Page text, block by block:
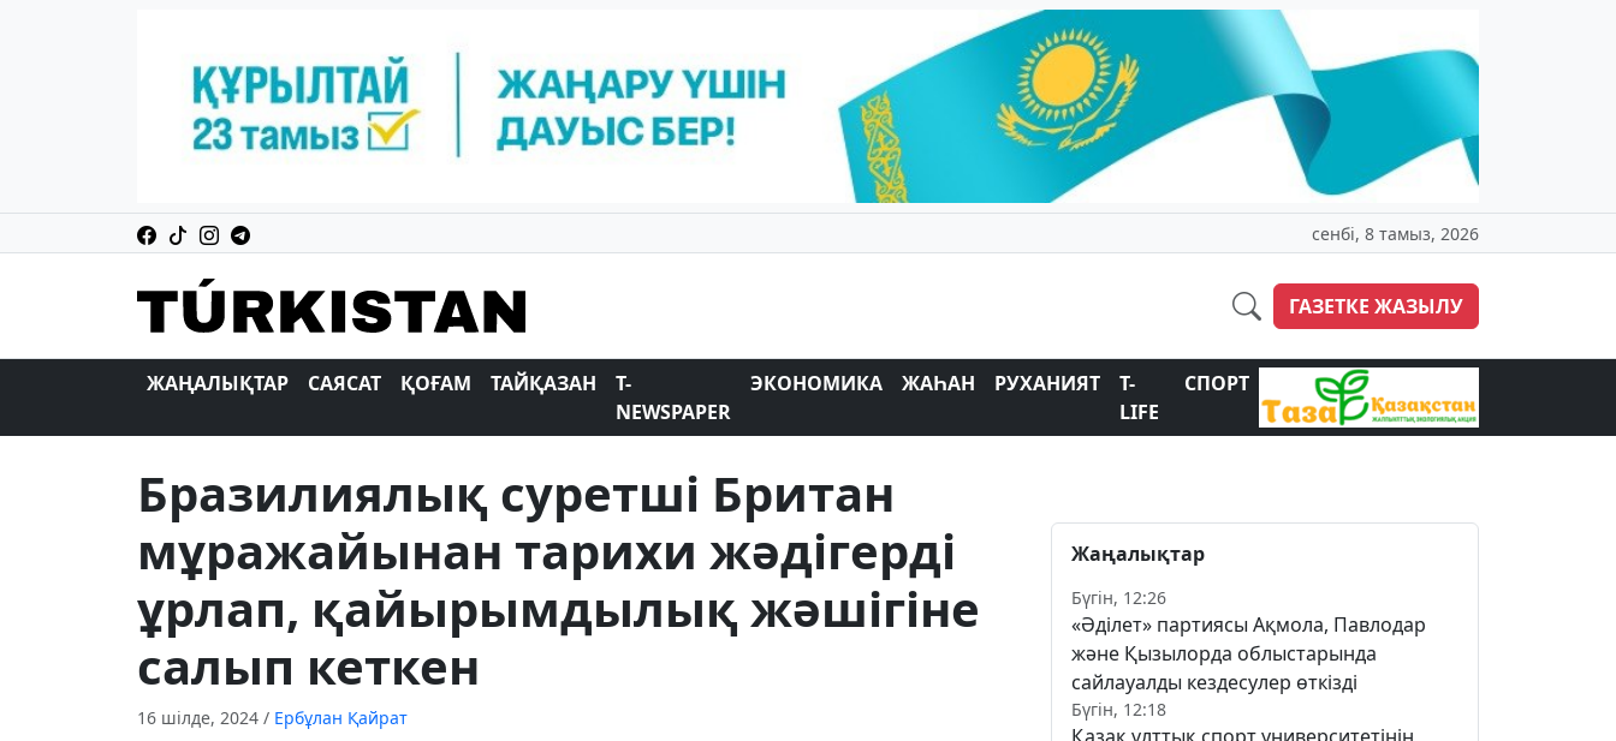
сенбі, 8 тамыз, 2026
ГАЗЕТКЕ ЖАЗЫЛУ
ЖАҢАЛЫҚТАР САЯСАТ ҚОҒАМ ТАЙҚАЗАН
T-
NEWSPAPER
ЭКОНОМИКА ЖАҺАН РУХАНИЯТ
T-
LIFE
СПОРТ
Бразилиялық суретші Британ
мұражайынан тарихи жәдігерді
ұрлап, қайырымдылық жәшігіне
салып кеткен
16 шілде, 2024 / Ербұлан Қайрат
Жаңалықтар
Бүгін, 12:26
«Әділет» партиясы Ақмола, Павлодар
және Қызылорда облыстарында
сайлауалды кездесулер өткізді
Бүгін, 12:18